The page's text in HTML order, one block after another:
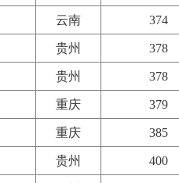
云南 374
贵州 378
贵州 378
重庆 379
重庆 385
贵州 400